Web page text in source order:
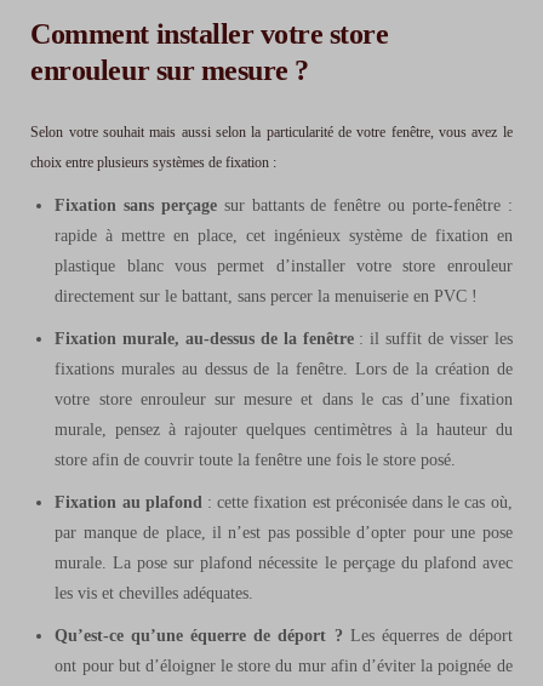
Comment installer votre store
enrouleur sur mesure ?
Selon votre souhait mais aussi selon la particularité de votre fenêtre, vous avez le
choix entre plusieurs systèmes de fixation :
Fixation sans perçagesur battants de fenêtre ou porte-fenêtre :
rapide à mettre en place, cet ingénieux système de fixation en
plastique blanc vous permet d’installer votre store enrouleur
directement sur le battant, sans percer la menuiserie en PVC !
Fixation murale, au-dessus de la fenêtre: il suffit de visser les
fixations murales au dessus de la fenêtre. Lors de la création de
votre store enrouleur sur mesure et dans le cas d’une fixation
murale, pensez à rajouter quelques centimètres à la hauteur du
store afin de couvrir toute la fenêtre une fois le store posé.
Fixation au plafond: cette fixation est préconisée dans le cas où,
par manque de place, il n’est pas possible d’opter pour une pose
murale. La pose sur plafond nécessite le perçage du plafond avec
les vis et chevilles adéquates.
Qu’est-ce qu’une équerre de déport ? Les équerres de déport
ont pour but d’éloigner le store du mur afin d’éviter la poignée de